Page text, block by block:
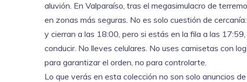
aluvión. En Valparaíso, tras el megasimulacro de
en zonas más seguras. No es solo cuestión de
y cierran a las 18:00, pero si estás en la fila a las
conducir. No lleves celulares. No uses camisetas con
para garantizar el orden, no para controlarte.
Lo que verás en esta colección no son solo anuncios